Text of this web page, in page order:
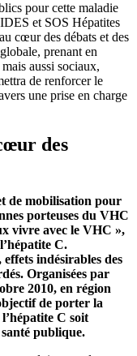
pour cette maladie
et SOS Hépatites
cœur des débats et des
prenant en
aussi sociaux,
de renforcer le
une prise en charge
des
de mobilisation pour
porteuses du VHC
vivre avec le VHC »,
C.
indésirables des
Organisées par
2010, en région
de porter la
C soit
publique.